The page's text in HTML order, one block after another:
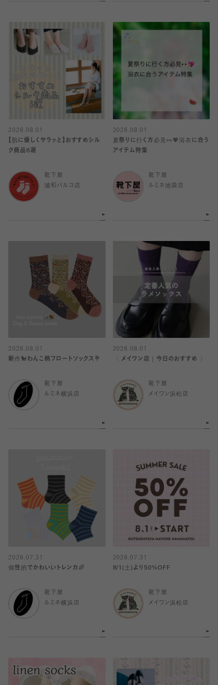
2026.08.01
【肌に優しくサラッと】おすすめシル
ク商品6選
靴下屋
浦和パルコ店
2026.08.01
夏祭りに行く方必見👀💖浴衣に合う
アイテム特集
靴下屋
ルミネ池袋店
2026.08.01
新作🐩わんこ柄フロートソックス💐
靴下屋
ルミネ横浜店
2026.08.01
〈 メイワン店｜今日のおすすめ 〉
靴下屋
メイワン浜松店
2026.07.31
個性的でかわいいトレンカ🌈
靴下屋
ルミネ横浜店
2026.07.31
8/1(土)より50%OFF
靴下屋
メイワン浜松店